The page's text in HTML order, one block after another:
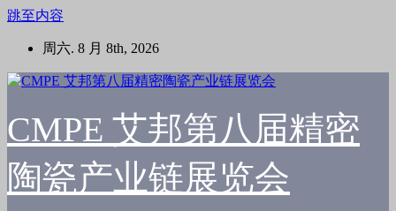
跳至内容
周六. 8 月 8th, 2026
CMPE 艾邦第八届精密
陶瓷产业链展览会